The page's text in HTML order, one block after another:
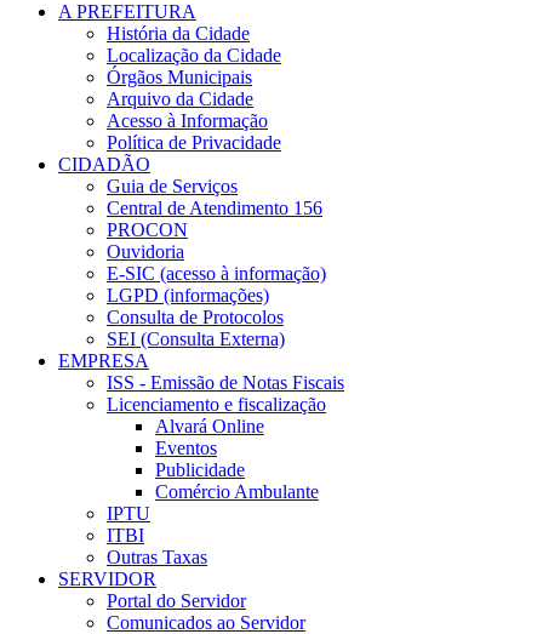
A PREFEITURA
História da Cidade
Localização da Cidade
Órgãos Municipais
Arquivo da Cidade
Acesso à Informação
Política de Privacidade
CIDADÃO
Guia de Serviços
Central de Atendimento 156
PROCON
Ouvidoria
E-SIC (acesso à informação)
LGPD (informações)
Consulta de Protocolos
SEI (Consulta Externa)
EMPRESA
ISS - Emissão de Notas Fiscais
Licenciamento e fiscalização
Alvará Online
Eventos
Publicidade
Comércio Ambulante
IPTU
ITBI
Outras Taxas
SERVIDOR
Portal do Servidor
Comunicados ao Servidor